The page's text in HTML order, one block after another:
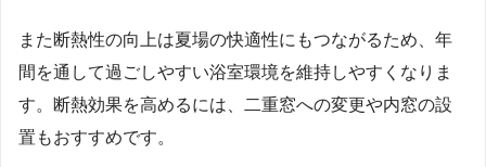
また断熱性の向上は夏場の快適性にもつながるため、年
間を通して過ごしやすい浴室環境を維持しやすくなりま
す。断熱効果を高めるには、二重窓への変更や内窓の設
置もおすすめです。